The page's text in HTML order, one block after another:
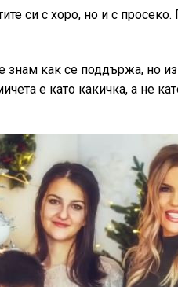
си с хоро, но и с
как се поддържа, но
е като какичка, а не